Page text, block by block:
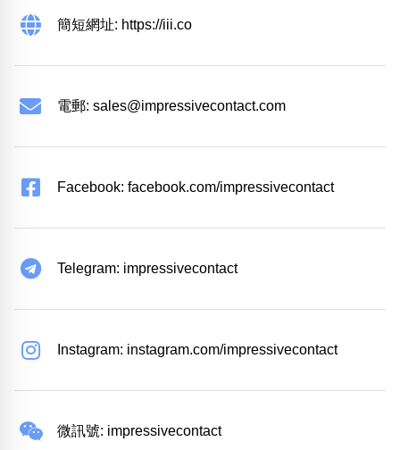
簡短網址: https://iii.co
電郵: sales@impressivecontact.com
Facebook: facebook.com/impressivecontact
Telegram: impressivecontact
Instagram: instagram.com/impressivecontact
微訊號: impressivecontact